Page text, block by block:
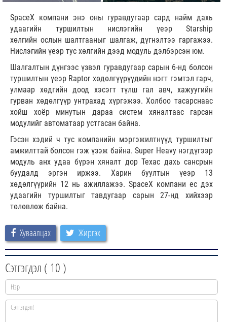
SpaceX компани энэ оны гуравдугаар сард найм дахь
удаагийн туршилтын нислэгийн үеэр Starship
хөлгийн ослын шалтгааныг шалгаж, дүгнэлтээ гаргажээ.
Нислэгийн үеэр тус хөлгийн дээд модуль дэлбэрсэн юм.
Шалгалтын дүнгээс үзвэл гуравдугаар сарын 6-нд болсон
туршилтын үеэр Raptor хөдөлгүүрүүдийн нэгт гэмтэл гарч,
улмаар хөдгийн доод хэсэгт түлш гал авч, хажуугийн
гурван хөдөлгүүр унтрахад хүргэжээ. Холбоо тасарснаас
хойш хоёр минутын дараа систем хяналтаас гарсан
модулийг автоматаар устгасан байна.
Гэсэн хэдий ч тус компанийн мэргэжилтнүүд туршилтыг
амжилттай болсон гэж үзэж байна. Super Heavy нэгдүгээр
модуль анх удаа бүрэн хяналт дор Техас дахь сансрын
буудалд эргэн иржээ. Харин буултын үеэр 13
хөдөлгүүрийн 12 нь ажиллажээ. SpaceX компани ес дэх
удаагийн туршилтыг тавдугаар сарын 27-нд хийхээр
төлөвлөж байна.
Хуваалцах Жиргэх
Сэтгэгдэл ( 10 )